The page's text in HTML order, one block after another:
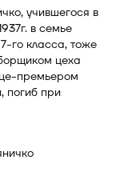
учившегося в
в семье
го класса, тоже
цеха
премьером
погиб при